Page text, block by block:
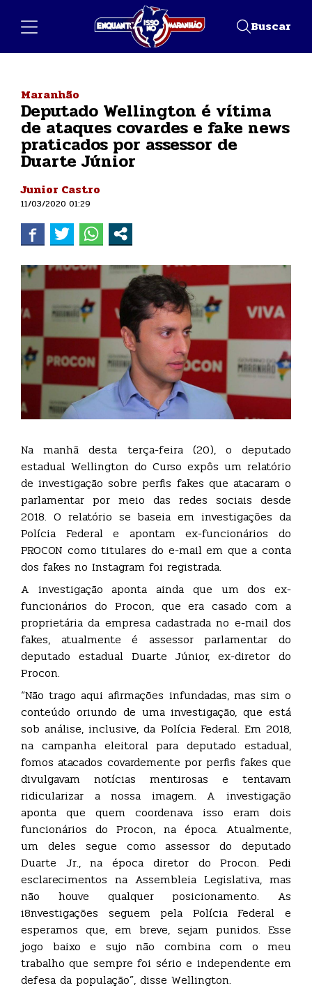
Buscar
Maranhão
Deputado Wellington é vítima
de ataques covardes e fake news
praticados por assessor de
Duarte Júnior
Junior Castro
11/03/2020 01:29
Na manhã desta terça-feira (20), o deputado
estadual Wellington do Curso expôs um relatório
de investigação sobre perfis fakes que atacaram o
parlamentar por meio das redes sociais desde
2018. O relatório se baseia em investigações da
Polícia Federal e apontam ex-funcionários do
PROCON como titulares do e-mail em que a conta
dos fakes no Instagram foi registrada.
A investigação aponta ainda que um dos ex-
funcionários do Procon, que era casado com a
proprietária da empresa cadastrada no e-mail dos
fakes, atualmente é assessor parlamentar do
deputado estadual Duarte Júnior, ex-diretor do
Procon.
“Não trago aqui afirmações infundadas, mas sim o
conteúdo oriundo de uma investigação, que está
sob análise, inclusive, da Polícia Federal. Em 2018,
na campanha eleitoral para deputado estadual,
fomos atacados covardemente por perfis fakes que
divulgavam notícias mentirosas e tentavam
ridicularizar a nossa imagem. A investigação
aponta que quem coordenava isso eram dois
funcionários do Procon, na época. Atualmente,
um deles segue como assessor do deputado
Duarte Jr., na época diretor do Procon. Pedi
esclarecimentos na Assembleia Legislativa, mas
não houve qualquer posicionamento. As
i8nvestigações seguem pela Polícia Federal e
esperamos que, em breve, sejam punidos. Esse
jogo baixo e sujo não combina com o meu
trabalho que sempre foi sério e independente em
defesa da população”, disse Wellington.